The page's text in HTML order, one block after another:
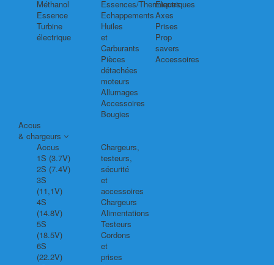
Méthanol
Essence
Turbine
électrique
Essences/Thermiques
Echappements
Huiles
et
Carburants
Pièces
détachées
moteurs
Allumages
Accessoires
Bougies
Electriques
Axes
Prises
Prop
savers
Accessoires
Accus
& chargeurs
Accus
1S (3.7V)
2S (7.4V)
3S
(11,1V)
4S
(14.8V)
5S
(18.5V)
6S
(22.2V)
Chargeurs,
testeurs,
sécurité
et
accessoires
Chargeurs
Alimentations
Testeurs
Cordons
et
prises